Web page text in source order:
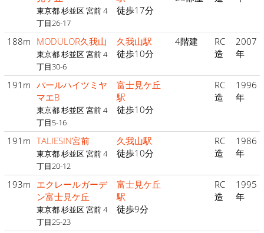
東京都 杉並区 宮前 4
丁目26-17
徒歩17分
188m MODULOR久我山
東京都 杉並区 宮前 4
丁目30-6
久我山駅
徒歩10分
4階建
RC
造
2007
年
191m パールハイツミヤ
マエB
東京都 杉並区 宮前 4
丁目5-16
富士見ケ丘
駅
徒歩10分
RC
造
1996
年
191m TALIESIN宮前
東京都 杉並区 宮前 4
丁目20-12
久我山駅
徒歩10分
RC
造
1986
年
193m エクレールガーデ
ン富士見ケ丘
東京都 杉並区 宮前 4
丁目25-23
富士見ケ丘
駅
徒歩9分
RC
造
1995
年